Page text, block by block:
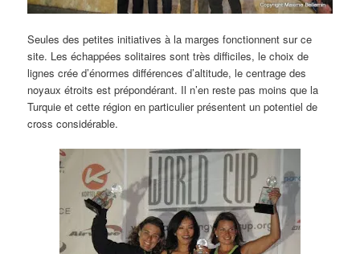
Seules des petites initiatives à la marges fonctionnent sur ce
site. Les échappées solitaires sont très difficiles, le choix de
lignes crée d’énormes différences d’altitude, le centrage des
noyaux étroits est prépondérant. Il n’en reste pas moins que la
Turquie et cette région en particulier présentent un potentiel de
cross considérable.